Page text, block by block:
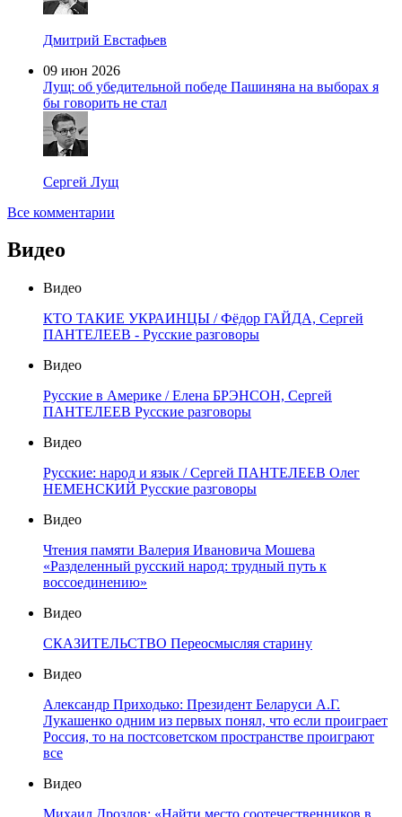
Дмитрий Евстафьев
09 июн 2026
Лущ: об убедительной победе Пашиняна на выборах я
бы говорить не стал
Сергей Лущ
Все комментарии
Видео
Видео
КТО ТАКИЕ УКРАИНЦЫ / Фёдор ГАЙДА, Сергей
ПАНТЕЛЕЕВ - Русские разговоры
Видео
Русские в Америке / Елена БРЭНСОН, Сергей
ПАНТЕЛЕЕВ Русские разговоры
Видео
Русские: народ и язык / Сергей ПАНТЕЛЕЕВ Олег
НЕМЕНСКИЙ Русские разговоры
Видео
Чтения памяти Валерия Ивановича Мошева
«Разделенный русский народ: трудный путь к
воссоединению»
Видео
СКАЗИТЕЛЬСТВО Переосмысляя старину
Видео
Александр Приходько: Президент Беларуси А.Г.
Лукашенко одним из первых понял, что если проиграет
Россия, то на постсоветском пространстве проиграют
все
Видео